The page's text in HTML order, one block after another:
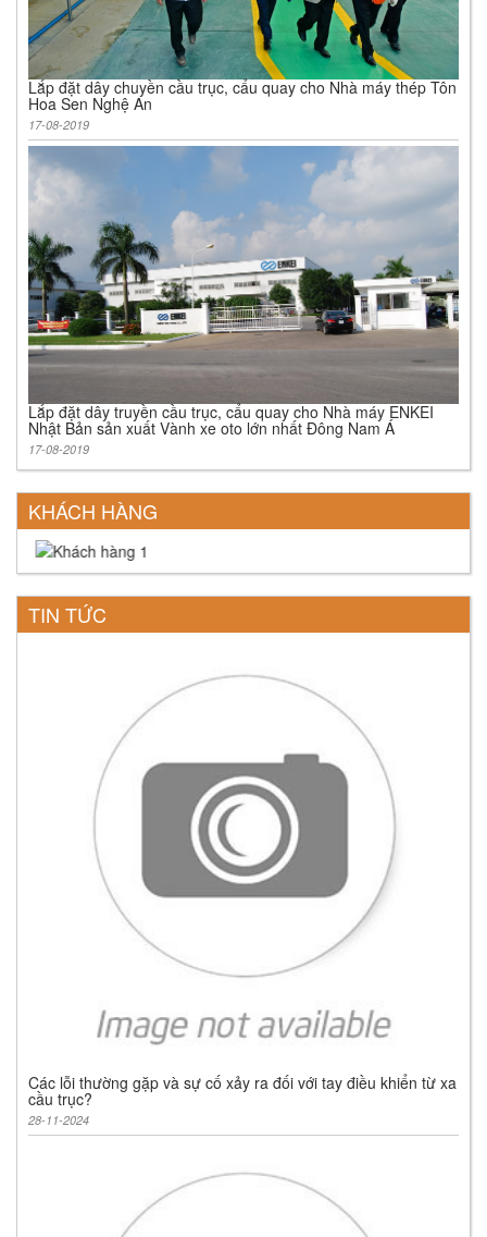
Lắp đặt dây chuyền cầu trục, cẩu quay cho Nhà máy thép Tôn
Hoa Sen Nghệ An
17-08-2019
Lắp đặt dây truyền cầu trục, cẩu quay cho Nhà máy ENKEI
Nhật Bản sản xuất Vành xe oto lớn nhất Đông Nam Á
17-08-2019
KHÁCH HÀNG
TIN TỨC
Các lỗi thường gặp và sự cố xảy ra đối với tay điều khiển từ xa
cầu trục?
28-11-2024